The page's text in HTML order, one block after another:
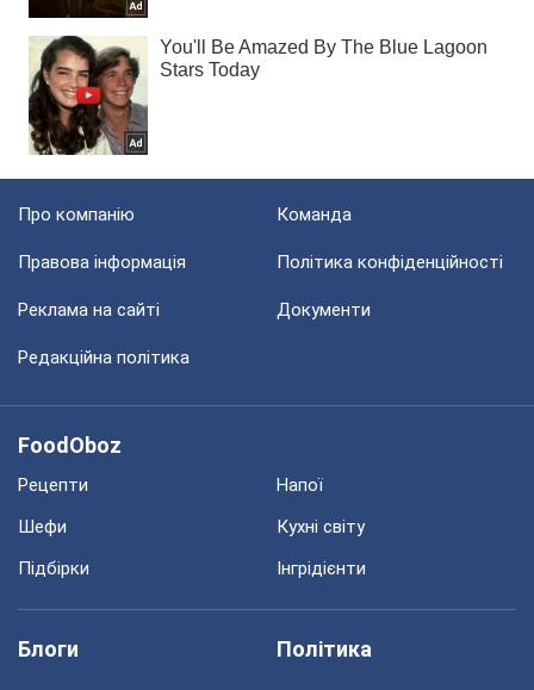
Про компанію Команда
Правова інформація Політика конфіденційності
Реклама на сайті Документи
Редакційна політика
FoodOboz
Рецепти
Напої
Шефи
Кухні світу
Підбірки
Інгрідієнти
Блоги
Політика